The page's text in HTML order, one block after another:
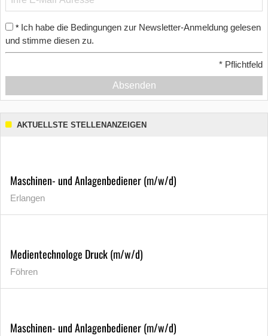
* Ich habe die Bedingungen zur Newsletter-Anmeldung gelesen
und stimme diesen zu.
* Pflichtfeld
Absenden
AKTUELLSTE STELLENANZEIGEN
Maschinen- und Anlagenbediener (m/w/d)
Erlangen
Medientechnologe Druck (m/w/d)
Föhren
Maschinen- und Anlagenbediener (m/w/d)